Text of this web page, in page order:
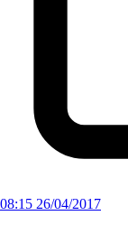
08:15 26/04/2017